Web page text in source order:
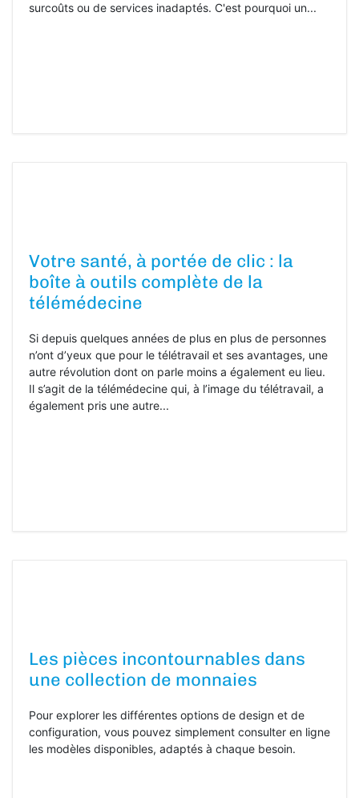
surcoûts ou de services inadaptés. C'est pourquoi un...
Votre santé, à portée de clic : la
boîte à outils complète de la
télémédecine
Si depuis quelques années de plus en plus de personnes
n’ont d’yeux que pour le télétravail et ses avantages, une
autre révolution dont on parle moins a également eu lieu.
Il s’agit de la télémédecine qui, à l’image du télétravail, a
également pris une autre...
Les pièces incontournables dans
une collection de monnaies
Pour explorer les différentes options de design et de
configuration, vous pouvez simplement consulter en ligne
les modèles disponibles, adaptés à chaque besoin.